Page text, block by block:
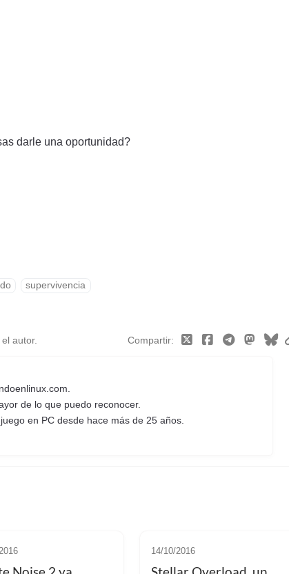
darle una oportunidad?
supervivencia
autor. Compartir
de lo que puedo reconocer.
en PC desde hace más de 25 años.
14/10/2016